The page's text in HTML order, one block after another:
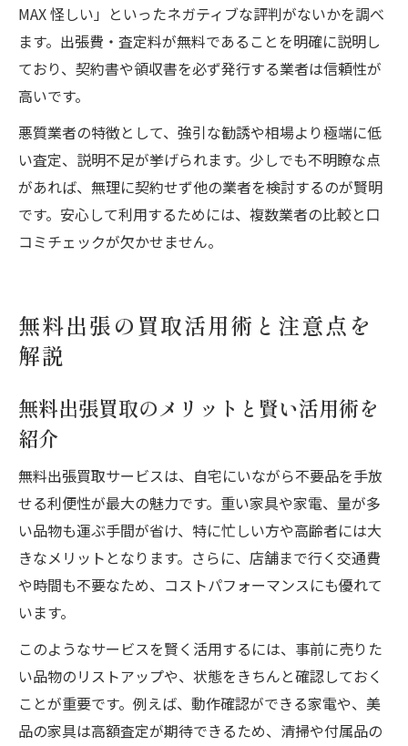
MAX 怪しい」といったネガティブな評判がないかを調べ
ます。出張費・査定料が無料であることを明確に説明し
ており、契約書や領収書を必ず発行する業者は信頼性が
高いです。
悪質業者の特徴として、強引な勧誘や相場より極端に低
い査定、説明不足が挙げられます。少しでも不明瞭な点
があれば、無理に契約せず他の業者を検討するのが賢明
です。安心して利用するためには、複数業者の比較と口
コミチェックが欠かせません。
無料出張の買取活用術と注意点を
解説
無料出張買取のメリットと賢い活用術を
紹介
無料出張買取サービスは、自宅にいながら不要品を手放
せる利便性が最大の魅力です。重い家具や家電、量が多
い品物も運ぶ手間が省け、特に忙しい方や高齢者には大
きなメリットとなります。さらに、店舗まで行く交通費
や時間も不要なため、コストパフォーマンスにも優れて
います。
このようなサービスを賢く活用するには、事前に売りた
い品物のリストアップや、状態をきちんと確認しておく
ことが重要です。例えば、動作確認ができる家電や、美
品の家具は高額査定が期待できるため、清掃や付属品の